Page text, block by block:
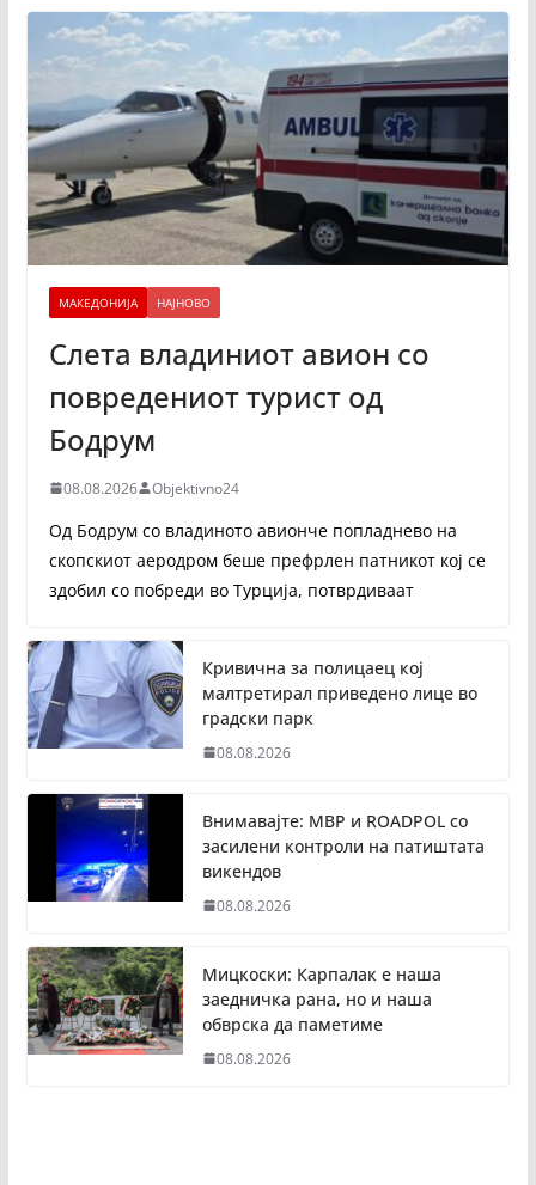
МАКЕДОНИЈА НАЈНОВО
Слета владиниот авион со
повредениот турист од
Бодрум
08.08.2026 Objektivno24
Од Бодрум со владиното авионче попладнево на
скопскиот аеродром беше префрлен патникот кој се
здобил со побреди во Турција, потврдиваат
Кривична за полицаец кој
малтретирал приведено лице во
градски парк
08.08.2026
Внимавајте: МВР и ROADPOL со
засилени контроли на патиштата
викендов
08.08.2026
Мицкоски: Карпалак е наша
заедничка рана, но и наша
обврска да паметиме
08.08.2026